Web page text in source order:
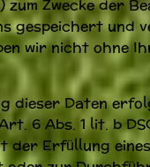
zum Zwecke der
gespeichert und
wir nicht ohne
dieser Daten
6 Abs. 1 lit. b
der Erfüllung